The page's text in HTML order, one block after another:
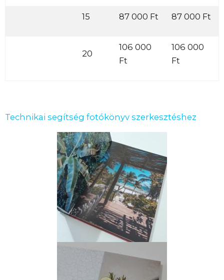
15 87 000 Ft 87 000 Ft
20
106 000
Ft
106 000
Ft
Technikai segítség fotókönyv szerkesztéshez